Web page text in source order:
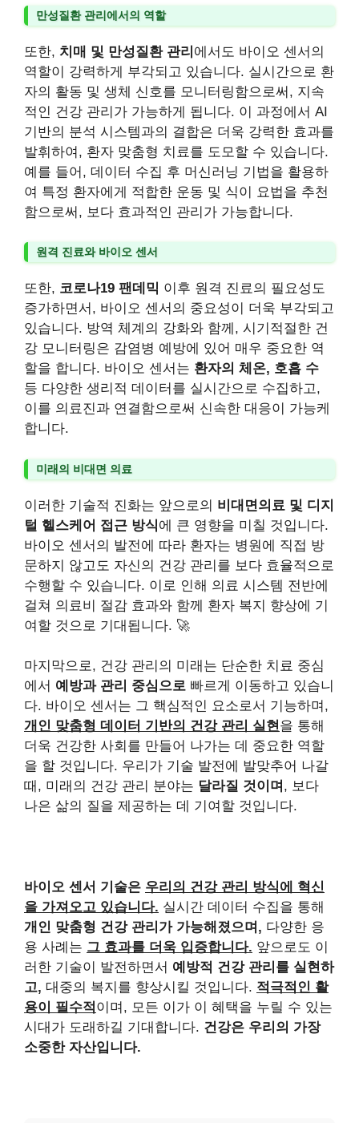
만성질환 관리에서의 역할
또한, 치매 및 만성질환 관리 에서도 바이오 센서의
역할이 강력하게 부각되고 있습니다. 실시간으로 환
자의 활동 및 생체 신호를 모니터링함으로써, 지속
적인 건강 관리가 가능하게 됩니다. 이 과정에서 AI
기반의 분석 시스템과의 결합은 더욱 강력한 효과를
발휘하여, 환자 맞춤형 치료를 도모할 수 있습니다.
예를 들어, 데이터 수집 후 머신러닝 기법을 활용하
여 특정 환자에게 적합한 운동 및 식이 요법을 추천
함으로써, 보다 효과적인 관리가 가능합니다.
원격 진료와 바이오 센서
또한, 코로나19 팬데믹 이후 원격 진료의 필요성도
증가하면서, 바이오 센서의 중요성이 더욱 부각되고
있습니다. 방역 체계의 강화와 함께, 시기적절한 건
강 모니터링은 감염병 예방에 있어 매우 중요한 역
할을 합니다. 바이오 센서는 환자의 체온, 호흡 수
등 다양한 생리적 데이터를 실시간으로 수집하고,
이를 의료진과 연결함으로써 신속한 대응이 가능케
합니다.
미래의 비대면 의료
이러한 기술적 진화는 앞으로의 비대면의료 및 디지
털 헬스케어 접근 방식에 큰 영향을 미칠 것입니다.
바이오 센서의 발전에 따라 환자는 병원에 직접 방
문하지 않고도 자신의 건강 관리를 보다 효율적으로
수행할 수 있습니다. 이로 인해 의료 시스템 전반에
걸쳐 의료비 절감 효과와 함께 환자 복지 향상에 기
여할 것으로 기대됩니다. 🚀
마지막으로, 건강 관리의 미래는 단순한 치료 중심
에서 예방과 관리 중심으로 빠르게 이동하고 있습니
다. 바이오 센서는 그 핵심적인 요소로서 기능하며,
개인 맞춤형 데이터 기반의 건강 관리 실현을 통해
더욱 건강한 사회를 만들어 나가는 데 중요한 역할
을 할 것입니다. 우리가 기술 발전에 발맞추어 나갈
때, 미래의 건강 관리 분야는 달라질 것이며 , 보다
나은 삶의 질을 제공하는 데 기여할 것입니다.
바이오 센서 기술은 우리의 건강 관리 방식에 혁신
을 가져오고 있습니다. 실시간 데이터 수집을 통해
개인 맞춤형 건강 관리가 가능해졌으며, 다양한 응
용 사례는 그 효과를 더욱 입증합니다. 앞으로도 이
러한 기술이 발전하면서 예방적 건강 관리를 실현하
고, 대중의 복지를 향상시킬 것입니다. 적극적인 활
용이 필수적 이며, 모든 이가 이 혜택을 누릴 수 있는
시대가 도래하길 기대합니다. 건강은 우리의 가장
소중한 자산입니다.